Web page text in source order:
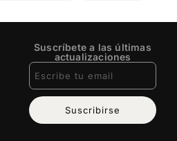
Suscríbete a las últimas
actualizaciones
Suscribirse